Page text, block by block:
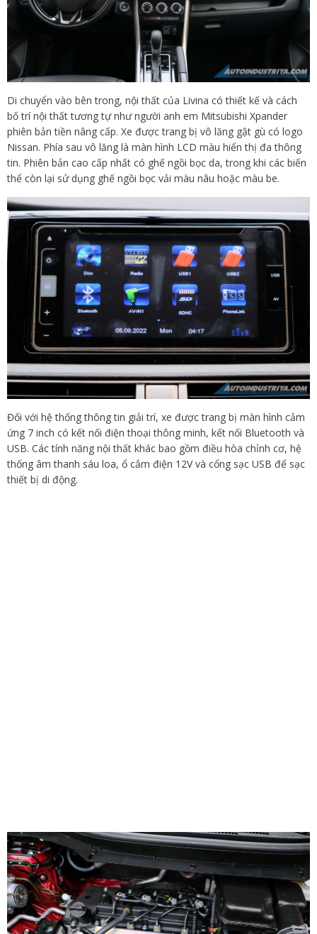
Di chuyển vào bên trong, nội thất của Livina có thiết kế và cách
bố trí nội thất tương tự như người anh em Mitsubishi Xpander
phiên bản tiền nâng cấp. Xe được trang bị vô lăng gật gù có logo
Nissan. Phía sau vô lăng là màn hình LCD màu hiển thị đa thông
tin. Phiên bản cao cấp nhất có ghế ngồi bọc da, trong khi các biến
thể còn lại sử dụng ghế ngồi bọc vải màu nâu hoặc màu be.
Đối với hệ thống thông tin giải trí, xe được trang bị màn hình cảm
ứng 7 inch có kết nối điện thoại thông minh, kết nối Bluetooth và
USB. Các tính năng nội thất khác bao gồm điều hòa chỉnh cơ, hệ
thống âm thanh sáu loa, ổ cắm điện 12V và cổng sạc USB để sạc
thiết bị di động.